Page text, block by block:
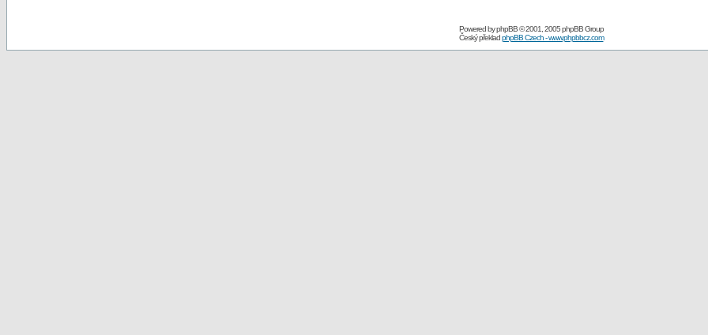
Powered byphpBB© 2001, 2005 phpBB Group
Český překladphpBB Czech - www.phpbbcz.com